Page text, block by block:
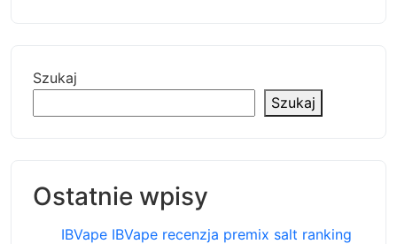
Szukaj
Szukaj
Ostatnie wpisy
IBVape IBVape recenzja premix salt ranking